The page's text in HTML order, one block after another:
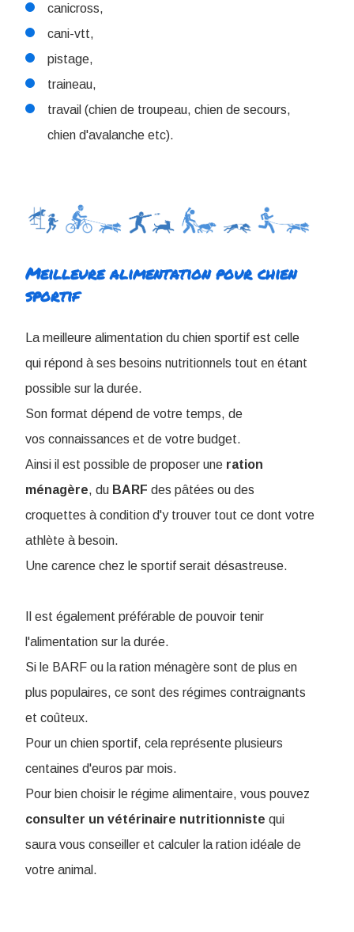
canicross,
cani-vtt,
pistage,
traineau,
travail (chien de troupeau, chien de secours,
chien d'avalanche etc).
Meilleure alimentation pour chien
sportif
La meilleure alimentation du chien sportif est celle
qui répond à ses besoins nutritionnels tout en étant
possible sur la durée.
Son format dépend de votre temps, de
vos connaissances et de votre budget.
Ainsi il est possible de proposer une ration
ménagère, du BARF des pâtées ou des
croquettes à condition d'y trouver tout ce dont votre
athlète à besoin.
Une carence chez le sportif serait désastreuse.
Il est également préférable de pouvoir tenir
l'alimentation sur la durée.
Si le BARF ou la ration ménagère sont de plus en
plus populaires, ce sont des régimes contraignants
et coûteux.
Pour un chien sportif, cela représente plusieurs
centaines d'euros par mois.
Pour bien choisir le régime alimentaire, vous pouvez
consulter un vétérinaire nutritionniste qui
saura vous conseiller et calculer la ration idéale de
votre animal.